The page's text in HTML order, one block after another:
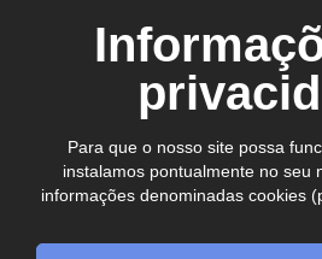
Rua Manoel Inácio, 10
CEP. 75.800-180 -
Ver no
(64) 99602 -
Para que o nosso site possa
instalamos pontualmente no seu
informações denominadas cookies